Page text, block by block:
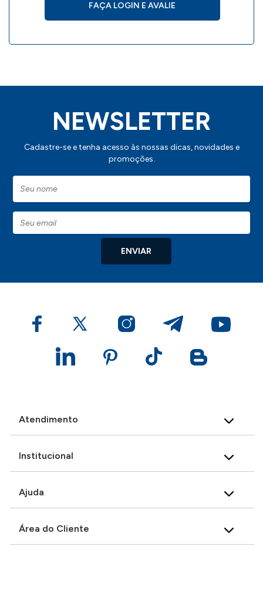
FAÇA LOGIN E AVALIE
NEWSLETTER
Cadastre-se e tenha acesso às nossas dicas, novidades e
promoções.
ENVIAR
Atendimento
Institucional
Ajuda
Área do Cliente